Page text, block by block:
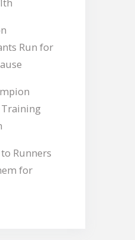
Run for
Runners
for